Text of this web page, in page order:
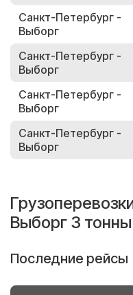
Санкт-Петербург -
Выборг
Санкт-Петербург -
Выборг
Санкт-Петербург -
Выборг
Санкт-Петербург -
Выборг
Выборг 3 тонны
Последние рейсы